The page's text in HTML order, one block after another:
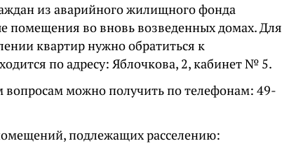
из аварийного жилищного фонда
помещения во вновь возведенных домах. Для
квартир нужно обратиться к
по адресу: Яблочкова, 2, кабинет № 5.
можно получить по телефонам: 49-
подлежащих расселению: